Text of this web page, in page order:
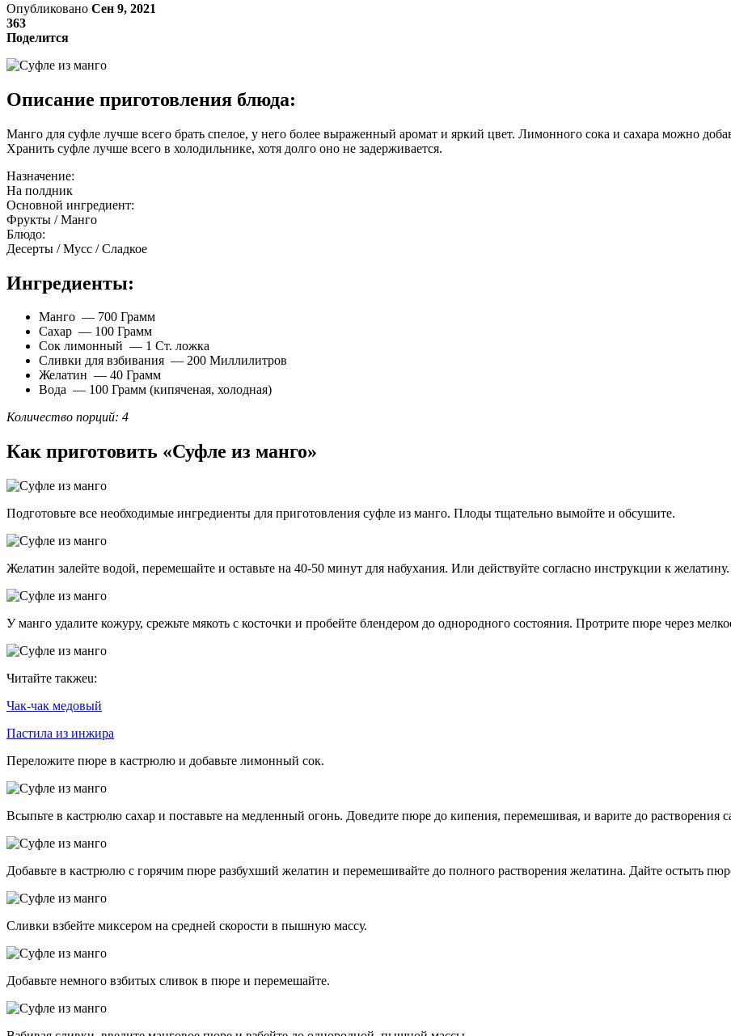
Опубликовано Сен 9, 2021
363
Поделится
Описание приготовления блюда:
Манго для суфле лучше всего брать спелое, у него более выраженный аромат и яркий цвет. Лимонного сока и сахара можно
Хранить суфле лучше всего в холодильнике, хотя долго оно не задерживается.
Назначение:
На полдник
Основной ингредиент:
Фрукты / Манго
Блюдо:
Десерты / Мусс / Сладкое
Ингредиенты:
Манго — 700 Грамм
Сахар — 100 Грамм
Сок лимонный — 1 Ст. ложка
Сливки для взбивания — 200 Миллилитров
Желатин — 40 Грамм
Вода — 100 Грамм (кипяченая, холодная)
Количество порций: 4
Как приготовить «Суфле из манго»
Подготовьте все необходимые ингредиенты для приготовления суфле из манго. Плоды тщательно вымойте и обсушите.
Желатин залейте водой, перемешайте и оставьте на 40-50 минут для набухания. Или действуйте согласно инструкции к желатину.
У манго удалите кожуру, срежьте мякоть с косточки и пробейте блендером до однородного состояния. Протрите пюре через
Читайте такжеu:
Чак-чак медовый
Пастила из инжира
Переложите пюре в кастрюлю и добавьте лимонный сок.
Всыпьте в кастрюлю сахар и поставьте на медленный огонь. Доведите пюре до кипения, перемешивая, и варите до растворения
Добавьте в кастрюлю с горячим пюре разбухший желатин и перемешивайте до полного растворения желатина. Дайте остыть
Сливки взбейте миксером на средней скорости в пышную массу.
Добавьте немного взбитых сливок в пюре и перемешайте.